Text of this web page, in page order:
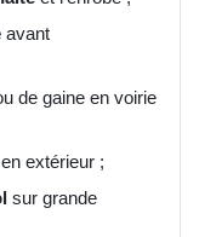
avant
de gaine en voirie
extérieur ;
sur grande